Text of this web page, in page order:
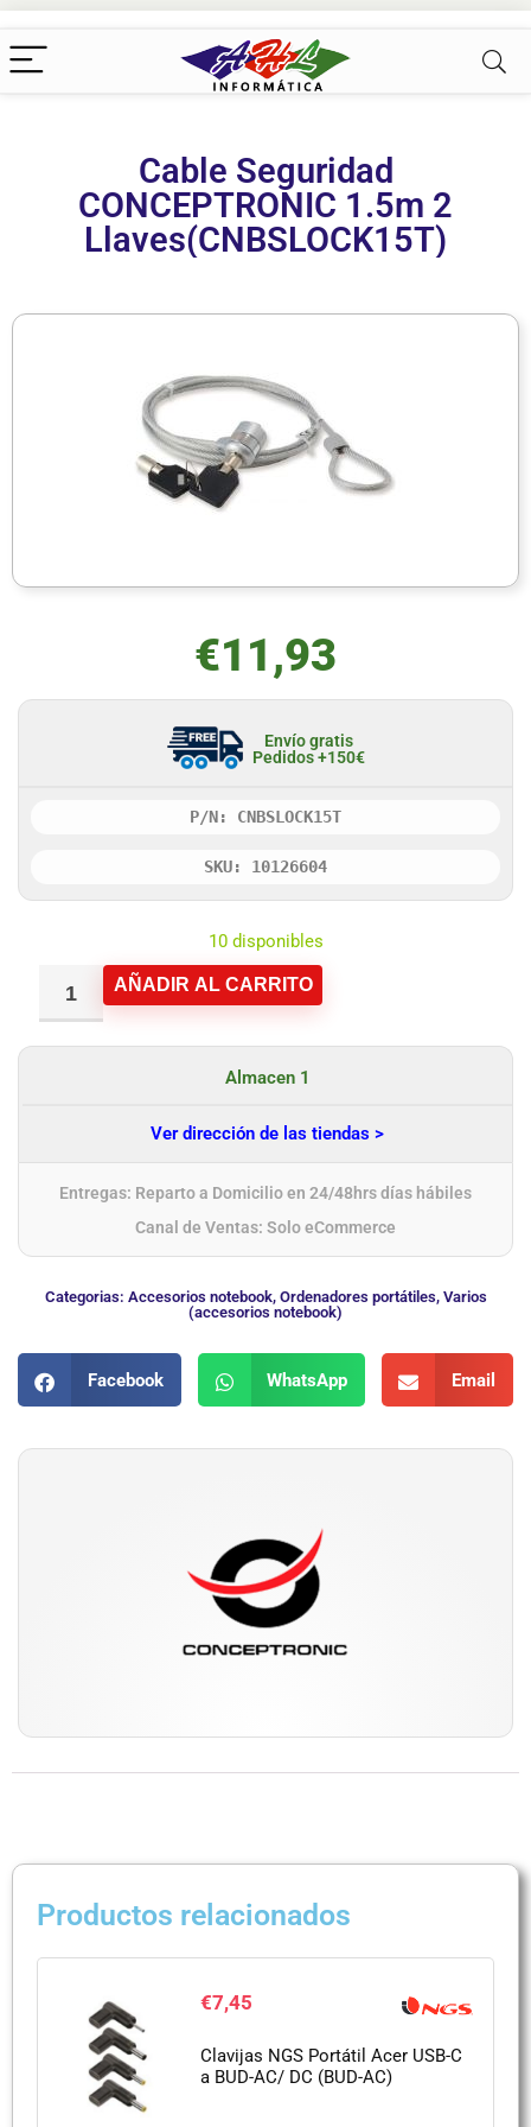
Cable Seguridad
CONCEPTRONIC 1.5m 2
Llaves(CNBSLOCK15T)
€11,93
Envío gratis
Pedidos +150€
P/N: CNBSLOCK15T
SKU: 10126604
10 disponibles
AÑADIR AL CARRITO
Almacen 1
Ver dirección de las tiendas >
Entregas: Reparto a Domicilio en 24/48hrs días hábiles
Canal de Ventas: Solo eCommerce
Categorias: Accesorios notebook, Ordenadores portátiles, Varios
(accesorios notebook)
Facebook WhatsApp Email
Productos relacionados
€7,45
Clavijas NGS Portátil Acer USB-C
a BUD-AC/ DC (BUD-AC)